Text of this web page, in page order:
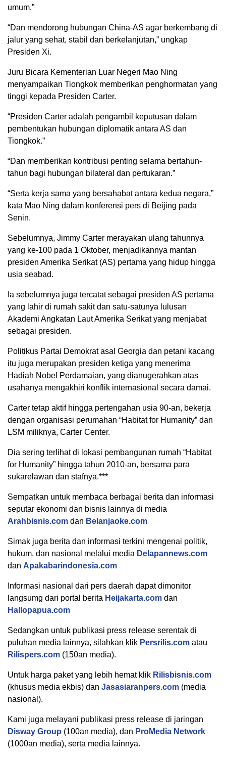
umum.”
“Dan mendorong hubungan China-AS agar berkembang di
jalur yang sehat, stabil dan berkelanjutan,” ungkap
Presiden Xi.
Juru Bicara Kementerian Luar Negeri Mao Ning
menyampaikan Tiongkok memberikan penghormatan yang
tinggi kepada Presiden Carter.
“Presiden Carter adalah pengambil keputusan dalam
pembentukan hubungan diplomatik antara AS dan
Tiongkok.”
“Dan memberikan kontribusi penting selama bertahun-
tahun bagi hubungan bilateral dan pertukaran.”
“Serta kerja sama yang bersahabat antara kedua negara,”
kata Mao Ning dalam konferensi pers di Beijing pada
Senin.
Sebelumnya, Jimmy Carter merayakan ulang tahunnya
yang ke-100 pada 1 Oktober, menjadikannya mantan
presiden Amerika Serikat (AS) pertama yang hidup hingga
usia seabad.
Ia sebelumnya juga tercatat sebagai presiden AS pertama
yang lahir di rumah sakit dan satu-satunya lulusan
Akademi Angkatan Laut Amerika Serikat yang menjabat
sebagai presiden.
Politikus Partai Demokrat asal Georgia dan petani kacang
itu juga merupakan presiden ketiga yang menerima
Hadiah Nobel Perdamaian, yang dianugerahkan atas
usahanya mengakhiri konflik internasional secara damai.
Carter tetap aktif hingga pertengahan usia 90-an, bekerja
dengan organisasi perumahan “Habitat for Humanity” dan
LSM miliknya, Carter Center.
Dia sering terlihat di lokasi pembangunan rumah “Habitat
for Humanity” hingga tahun 2010-an, bersama para
sukarelawan dan stafnya.***
Sempatkan untuk membaca berbagai berita dan informasi
seputar ekonomi dan bisnis lainnya di media
Arahbisnis.com dan Belanjaoke.com
Simak juga berita dan informasi terkini mengenai politik,
hukum, dan nasional melalui media Delapannews.com
dan Apakabarindonesia.com
Informasi nasional dari pers daerah dapat dimonitor
langsumg dari portal berita Heijakarta.com dan
Hallopapua.com
Sedangkan untuk publikasi press release serentak di
puluhan media lainnya, silahkan klik Persrilis.com atau
Rilispers.com (150an media).
Untuk harga paket yang lebih hemat klik Rilisbisnis.com
(khusus media ekbis) dan Jasasiaranpers.com (media
nasional).
Kami juga melayani publikasi press release di jaringan
Disway Group (100an media), dan ProMedia Network
(1000an media), serta media lainnya.